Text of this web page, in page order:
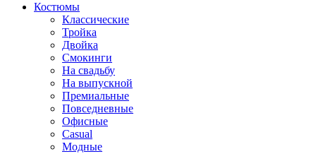
Костюмы
Классические
Тройка
Двойка
Смокинги
На свадьбу
На выпускной
Премиальные
Повседневные
Офисные
Casual
Модные